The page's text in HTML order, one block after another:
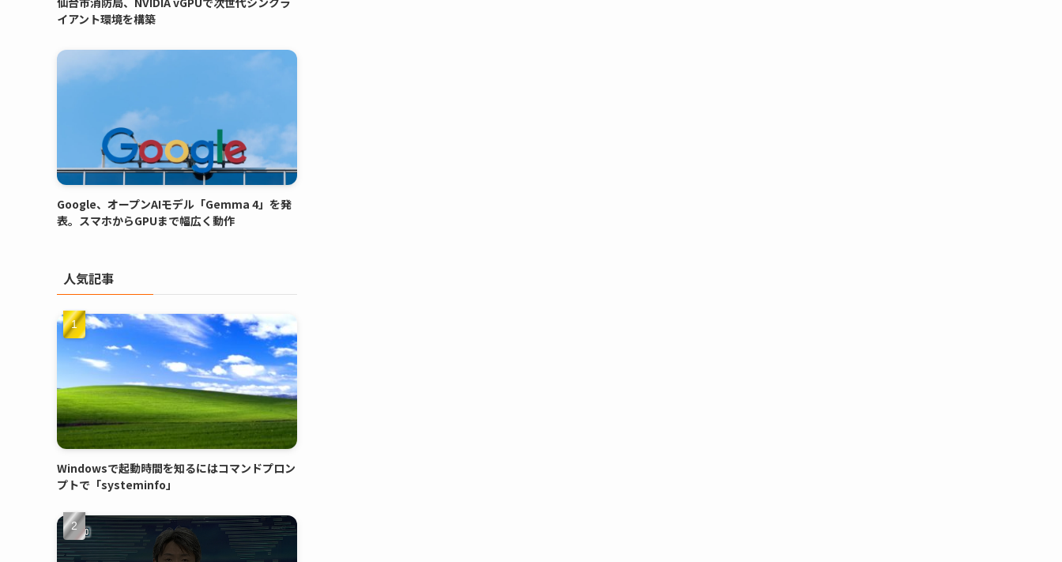
イアント環境を構築
Google、オープンAIモデル「Gemma 4」を発
表。スマホからGPUまで幅広く動作
人気記事
Windowsで起動時間を知るにはコマンドプロン
プトで「systeminfo」